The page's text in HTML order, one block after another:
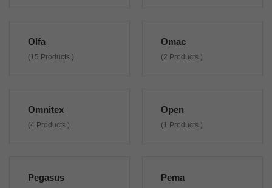
Olfa
(15 Products )
Omac
(2 Products )
Omnitex
(4 Products )
Open
(1 Products )
Pegasus Pema